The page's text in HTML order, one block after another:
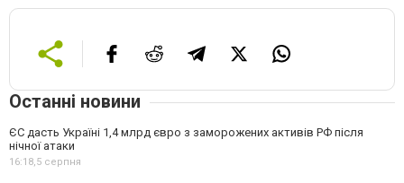
Останні новини
ЄС дасть Україні 1,4 млрд євро з заморожених активів РФ після
нічної атаки
16:18,5 серпня